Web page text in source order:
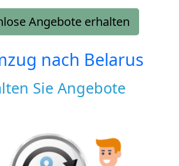
Angebote erhalten
nach Belarus
Sie Angebote